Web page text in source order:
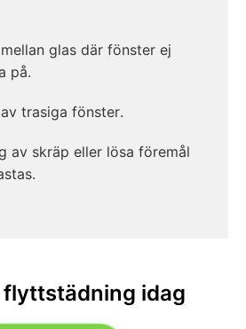
glas där fönster ej
på.
trasiga fönster.
av skräp eller lösa föremål
flyttstädning idag